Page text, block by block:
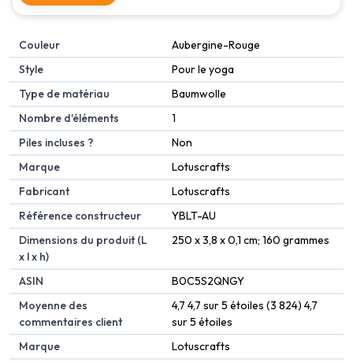
Couleur
‎Aubergine-Rouge
Style
‎Pour le yoga
Type de matériau
‎Baumwolle
Nombre d'éléments
‎1
Piles incluses ?
‎Non
Marque
‎Lotuscrafts
Fabricant
‎Lotuscrafts
Référence constructeur
‎YBLT-AU
Dimensions du produit (L
x l x h)
‎250 x 3,8 x 0,1 cm; 160 grammes
ASIN
‎B0C5S2QNGY
Moyenne des
commentaires client
4,7 4,7 sur 5 étoiles (3 824) 4,7
sur 5 étoiles
Marque
Lotuscrafts